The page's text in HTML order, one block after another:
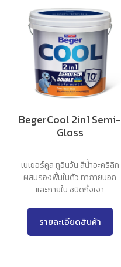
BegerCool 2in1 Semi-
Gloss
เบเยอร์คูล ทูอินวัน สีน้ำอะคริลิก
ผสมรองพื้นในตัว ทาภายนอก
และภายใน ชนิดกึ่งเงา
รายละเอียดสินค้า